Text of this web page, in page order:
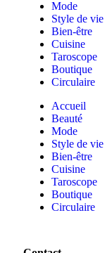
Mode
Style de vie
Bien-être
Cuisine
Taroscope
Boutique
Circulaire
Accueil
Beauté
Mode
Style de vie
Bien-être
Cuisine
Taroscope
Boutique
Circulaire